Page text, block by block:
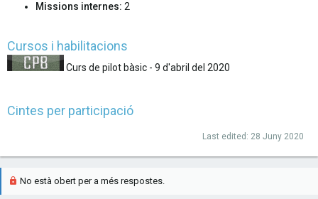
Missions internes: 2
Cursos i habilitacions
Curs de pilot bàsic - 9 d'abril del 2020
Cintes per participació
Last edited: 28 Juny 2020
No està obert per a més respostes.